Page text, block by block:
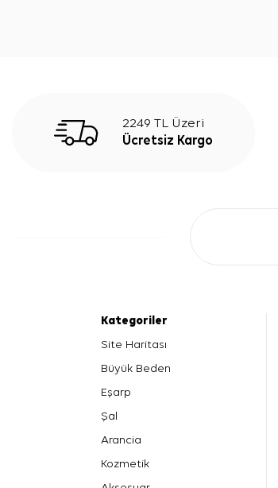
2249 TL Üzeri
Ücretsiz Kargo
Kategoriler
Site Haritası
Büyük Beden
Eşarp
Şal
Arancia
Kozmetik